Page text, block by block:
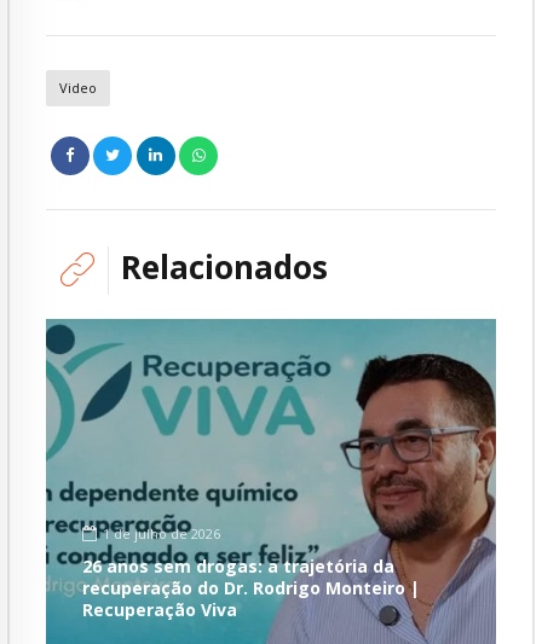
Video
Relacionados
1 de julho de 2026
26 anos sem drogas: a trajetória da
recuperação do Dr. Rodrigo Monteiro |
Recuperação Viva